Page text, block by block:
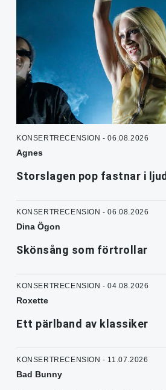
KONSERTRECENSION - 06.08.2026
Agnes
Storslagen pop fastnar i
KONSERTRECENSION - 06.08.2026
Dina Ögon
Skönsång som förtrollar
KONSERTRECENSION - 04.08.2026
Roxette
Ett pärlband av klassiker
KONSERTRECENSION - 11.07.2026
Bad Bunny